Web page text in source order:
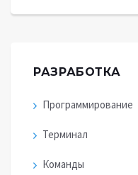
РАЗРАБОТКА
Программирование
Терминал
Команды